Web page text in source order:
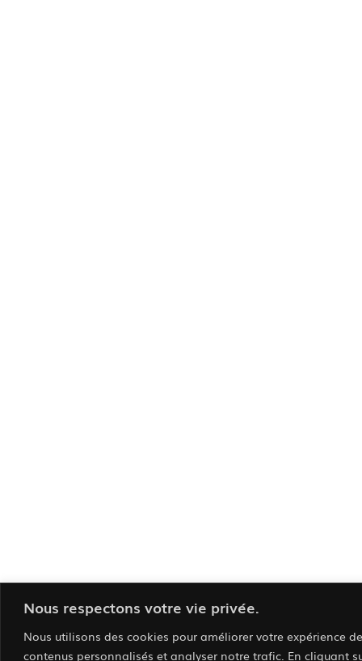
Nous respectons votre vie privée.
Nous utilisons des cookies pour améliorer votre expérience
contenus personnalisés et analyser notre trafic. En cliquant